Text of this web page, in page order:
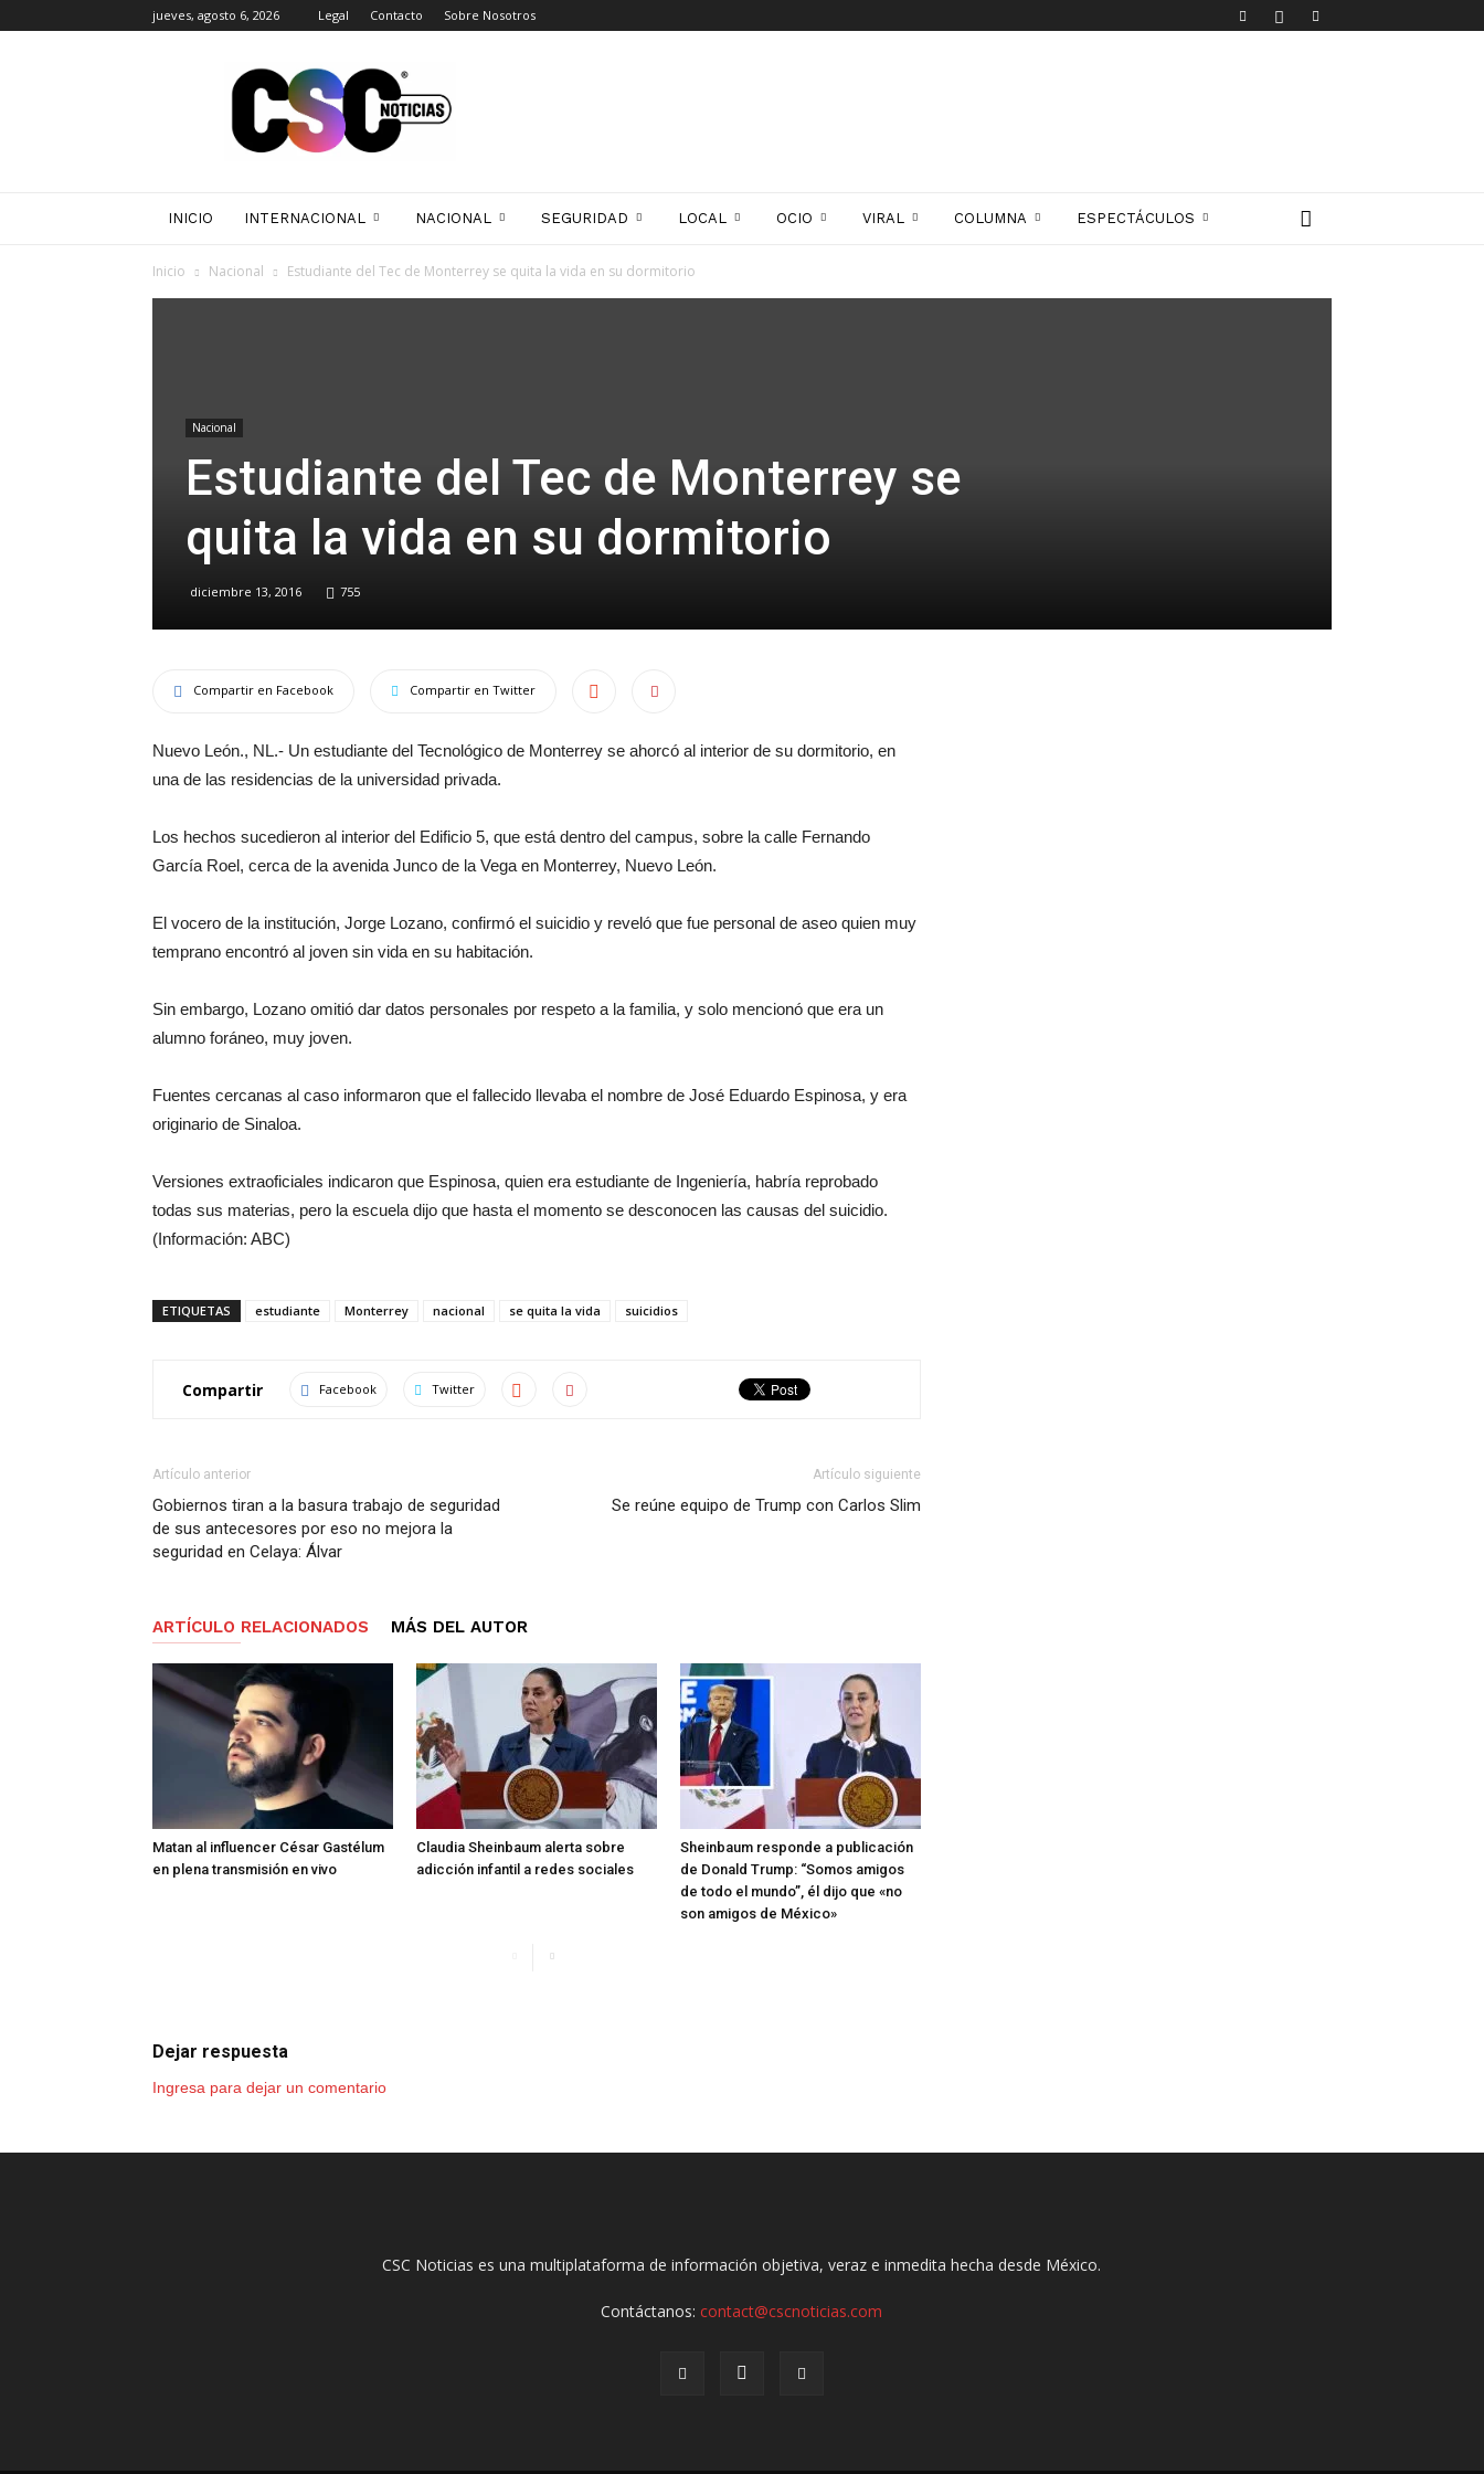
jueves, agosto 6, 2026 Legal Contacto Sobre Nosotros
Noticias
INICIO INTERNACIONAL NACIONAL SEGURIDAD LOCAL OCIO VIRAL COLUMNA ESPECTÁCULOS
Inicio Nacional Estudiante del Tec de Monterrey se quita la vida en su dormitorio
Nacional
Estudiante del Tec de Monterrey se
quita la vida en su dormitorio
diciembre 13, 2016 755
Compartir en Facebook Compartir en Twitter
Nuevo León., NL.- Un estudiante del Tecnológico de Monterrey se ahorcó al interior de su dormitorio, en
una de las residencias de la universidad privada.
Los hechos sucedieron al interior del Edificio 5, que está dentro del campus, sobre la calle Fernando
García Roel, cerca de la avenida Junco de la Vega en Monterrey, Nuevo León.
El vocero de la institución, Jorge Lozano, confirmó el suicidio y reveló que fue personal de aseo quien muy
temprano encontró al joven sin vida en su habitación.
Sin embargo, Lozano omitió dar datos personales por respeto a la familia, y solo mencionó que era un
alumno foráneo, muy joven.
Fuentes cercanas al caso informaron que el fallecido llevaba el nombre de José Eduardo Espinosa, y era
originario de Sinaloa.
Versiones extraoficiales indicaron que Espinosa, quien era estudiante de Ingeniería, habría reprobado
todas sus materias, pero la escuela dijo que hasta el momento se desconocen las causas del suicidio.
(Información: ABC)
ETIQUETAS estudiante Monterrey nacional se quita la vida suicidios
Compartir Facebook Twitter
Artículo anterior
Gobiernos tiran a la basura trabajo de seguridad
de sus antecesores por eso no mejora la
seguridad en Celaya: Álvar
Artículo siguiente
Se reúne equipo de Trump con Carlos Slim
ARTÍCULO RELACIONADOS MÁS DEL AUTOR
Matan al influencer César Gastélum
en plena transmisión en vivo
Claudia Sheinbaum alerta sobre
adicción infantil a redes sociales
Sheinbaum responde a publicación
de Donald Trump: “Somos amigos
de todo el mundo”, él dijo que «no
son amigos de México»
Dejar respuesta
Ingresa para dejar un comentario
CSC Noticias es una multiplataforma de información objetiva, veraz e inmedita hecha desde México.
Contáctanos:contact@cscnoticias.com